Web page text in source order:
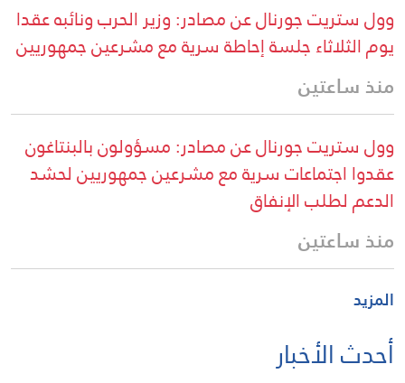
وول ستريت جورنال عن مصادر: وزير الحرب ونائبه عقدا
يوم الثلاثاء جلسة إحاطة سرية مع مشرعين جمهوريين
منذ ساعتين
وول ستريت جورنال عن مصادر: مسؤولون بالبنتاغون
عقدوا اجتماعات سرية مع مشرعين جمهوريين لحشد
الدعم لطلب الإنفاق
منذ ساعتين
المزيد
أحدث الأخبار